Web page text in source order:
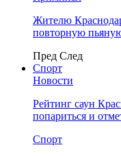
Жителю
повторную
Пред След
Спорт
Новости
Рейтинг саун
попариться и
Спорт